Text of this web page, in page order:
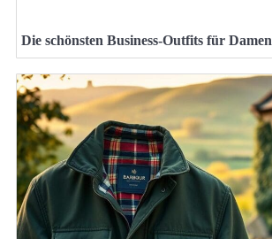
Die schönsten Business-Outfits für Damen